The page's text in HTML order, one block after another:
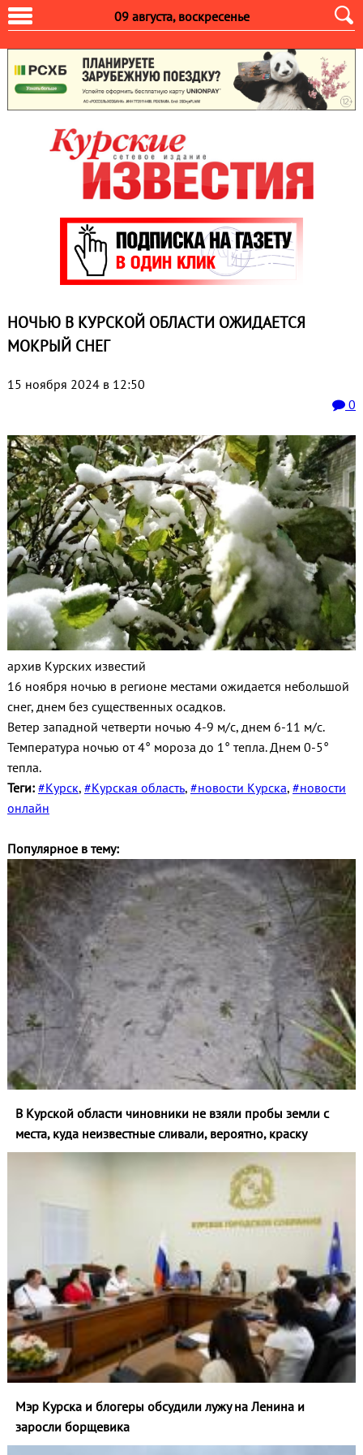
09 августа, воскресенье
НОЧЬЮ В КУРСКОЙ ОБЛАСТИ ОЖИДАЕТСЯ
МОКРЫЙ СНЕГ
15 ноября 2024 в 12:50
0
архив Курских известий
16 ноября ночью в регионе местами ожидается небольшой
снег, днем без существенных осадков.
Ветер западной четверти ночью 4-9 м/с, днем 6-11 м/с.
Температура ночью от 4° мороза до 1° тепла. Днем 0-5°
тепла.
Теги: #Курск, #Курская область, #новости Курска, #новости
онлайн
Популярное в тему:
В Курской области чиновники не взяли пробы земли с
места, куда неизвестные сливали, вероятно, краску
Мэр Курска и блогеры обсудили лужу на Ленина и
заросли борщевика